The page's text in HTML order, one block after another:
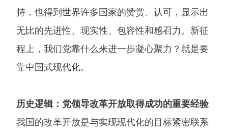
持，也得到世界许多国家的赞赏、认可，显示出
无比的先进性、现实性、包容性和感召力。新征
程上，我们党靠什么来进一步凝心聚力？就是要
靠中国式现代化。
历史逻辑：党领导改革开放取得成功的重要经验
我国的改革开放是与实现现代化的目标紧密联系